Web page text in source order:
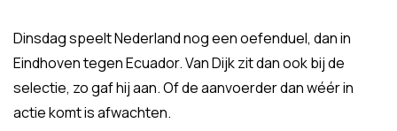
Dinsdag speelt Nederland nog een oefenduel, dan in
Eindhoven tegen Ecuador. Van Dijk zit dan ook bij de
selectie, zo gaf hij aan. Of de aanvoerder dan wéér in
actie komt is afwachten.